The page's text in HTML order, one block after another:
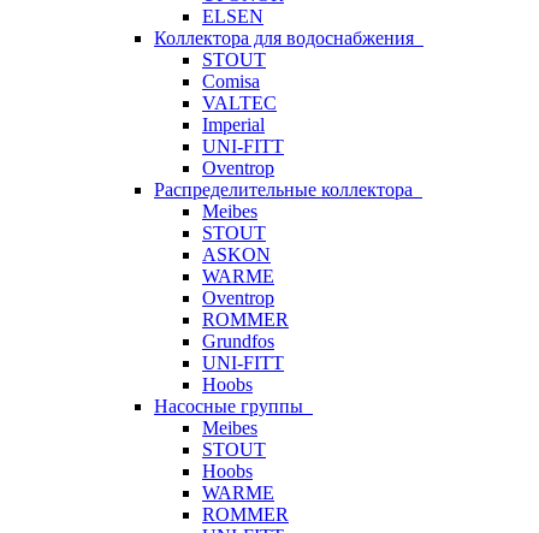
ELSEN
Коллектора для водоснабжения
STOUT
Comisa
VALTEC
Imperial
UNI-FITT
Oventrop
Распределительные коллектора
Meibes
STOUT
ASKON
WARME
Oventrop
ROMMER
Grundfos
UNI-FITT
Hoobs
Насосные группы
Meibes
STOUT
Hoobs
WARME
ROMMER